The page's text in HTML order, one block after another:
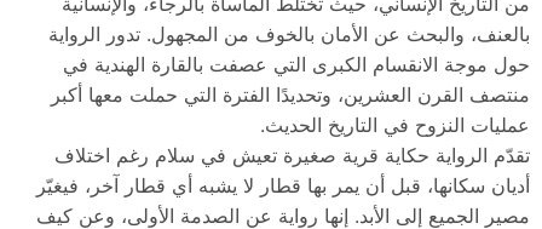
بالعنف، والبحث عن الأمان بالخوف من المجهول. تدور الرواية
حول موجة الانقسام الكبرى التي عصفت بالقارة الهندية في
منتصف القرن العشرين، وتحديدًا الفترة التي حملت معها أكبر
عمليات النزوح في التاريخ الحديث.
تقدّم الرواية حكاية قرية صغيرة تعيش في سلام رغم اختلاف
أديان سكانها، قبل أن يمر بها قطار لا يشبه أي قطار آخر، فيغيّر
مصير الجميع إلى الأبد. إنها رواية عن الصدمة الأولى، وعن كيف